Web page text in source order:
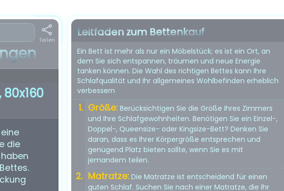
Teilen
die
Leitfaden zum Bettenkauf
Ein Bett ist mehr als nur ein Möbelstück; es ist ein Ort, an
dem Sie sich entspannen, träumen und neue Energie
tanken können. Die Wahl des richtigen Bettes kann Ihre
Schlafqualität und Ihr allgemeines Wohlbefinden erheblich
verbessern
Größe: Berücksichtigen Sie die Größe Ihres Zimmers
und Ihre Schlafgewohnheiten. Benötigen Sie ein Einzel-,
Doppel-, Queensize- oder Kingsize-Bett? Denken Sie
daran, dass es Ihrer Körpergröße entsprechen und
genügend Platz bieten sollte, wenn Sie es mit
jemandem teilen.
Matratze: Die Matratze ist entscheidend für einen
guten Schlaf. Suchen Sie nach einer Matratze, die Ihr